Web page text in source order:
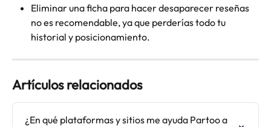
Eliminar una ficha para hacer desaparecer reseñas
no es recomendable, ya que perderías todo tu
historial y posicionamiento.
Artículos relacionados
¿En qué plataformas y sitios me ayuda Partoo a